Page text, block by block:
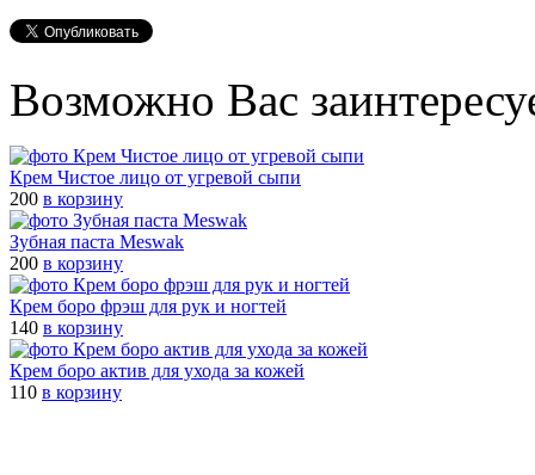
Возможно Вас
Крем Чистое лицо от угревой сыпи
200 в корзину
Зубная паста Meswak
200 в корзину
Крем боро фрэш для рук и ногтей
140 в корзину
Крем боро актив для ухода за кожей
110 в корзину